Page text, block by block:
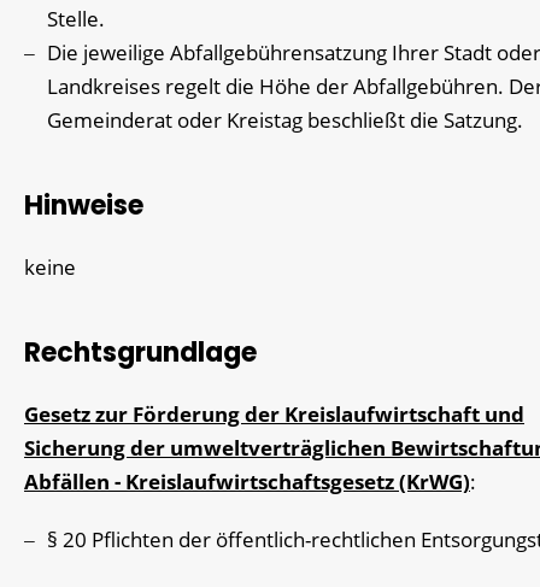
Stelle.
Die jeweilige Abfallgebührensatzung Ihrer Stadt
Landkreises regelt die Höhe der Abfallgebühren.
Gemeinderat oder Kreistag beschließt die Satzung.
Hinweise
keine
Rechtsgrundlage
Gesetz zur Förderung der Kreislaufwirtschaft und
Sicherung der umweltverträglichen
Abfällen - Kreislaufwirtschaftsgesetz (KrWG):
§ 20 Pflichten der öffentlich-rechtlichen